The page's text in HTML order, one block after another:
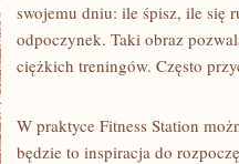
swojemu dniu: ile śpisz, ile się
odpoczynek. Taki obraz
ciężkich treningów. Często
W praktyce Fitness Station
będzie to inspiracja do